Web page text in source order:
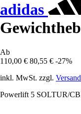
adidas
Ab
110,00 € 80,55 € -27%
inkl. MwSt. zzgl.
Powerlift 5 SOLTUR/